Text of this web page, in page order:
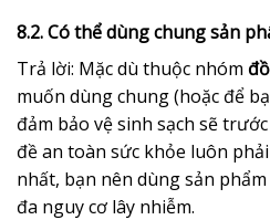
8.2. Có thể dùng chung sản
Trả lời: Mặc dù thuộc nhóm
muốn dùng chung (hoặc để
đảm bảo vệ sinh sạch sẽ
đề an toàn sức khỏe luôn
nhất, bạn nên dùng sản
đa nguy cơ lây nhiễm.